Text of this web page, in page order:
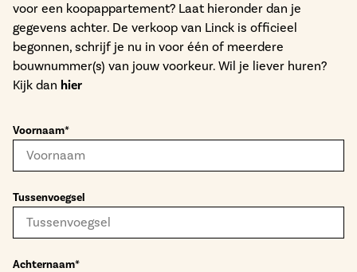
voor een koopappartement? Laat hieronder dan je
gegevens achter. De verkoop van Linck is officieel
begonnen, schrijf je nu in voor één of meerdere
bouwnummer(s) van jouw voorkeur. Wil je liever huren?
Kijk dan hier
Voornaam*
Tussenvoegsel
Achternaam*